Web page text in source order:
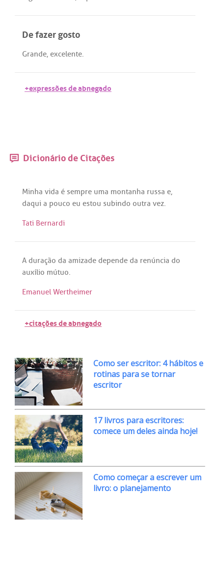
De fazer gosto
Grande, excelente.
+expressões de abnegado
Dicionário de Citações
Minha vida é sempre uma montanha russa e,
daqui a pouco eu estou subindo outra vez.
Tati Bernardi
A duração da amizade depende da renúncia do
auxílio mútuo.
Emanuel Wertheimer
+citações de abnegado
Como ser escritor: 4 hábitos e
rotinas para se tornar
escritor
17 livros para escritores:
comece um deles ainda hoje!
Como começar a escrever um
livro: o planejamento